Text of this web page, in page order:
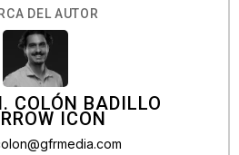
DEL AUTOR
COLÓN BADILLO